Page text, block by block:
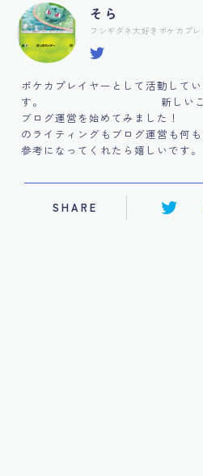
そら
フシギダネ大好きポケカプレ
ポケカプレイヤーとして活動してい
す。 新しいことにチ
ブログ運営を始め
のライティングもブログ運営も何
参考になってくれたら嬉しいです。
SHARE